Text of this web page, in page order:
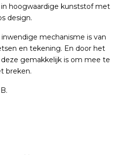
hoogwaardige kunststof met
design.
mechanisme is van
en tekening. En door het
gemakkelijk is om mee te
breken.